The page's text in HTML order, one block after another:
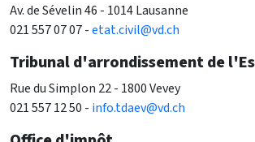
Av. de Sévelin 46 - 1014 Lausanne
021 557 07 07 -etat.civil@vd.ch
Tribunal d'arrondissement de
Rue du Simplon 22 - 1800 Vevey
021 557 12 50 - info.tdaev@vd.ch